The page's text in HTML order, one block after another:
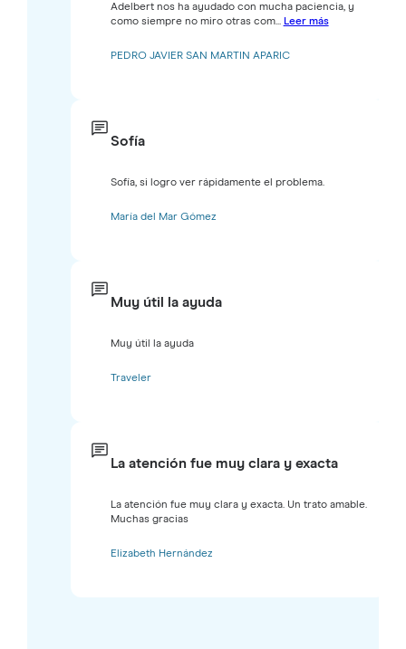
Adelbert nos ha ayudado con mucha paciencia, y
como siempre no miro otras com... Leer más
PEDRO JAVIER SAN MARTIN APARIC
Sofía
Sofía, si logro ver rápidamente el problema.
María del Mar Gómez
Muy útil la ayuda
Muy útil la ayuda
Traveler
La atención fue muy clara y exacta
La atención fue muy clara y exacta. Un trato amable.
Muchas gracias
Elizabeth Hernández